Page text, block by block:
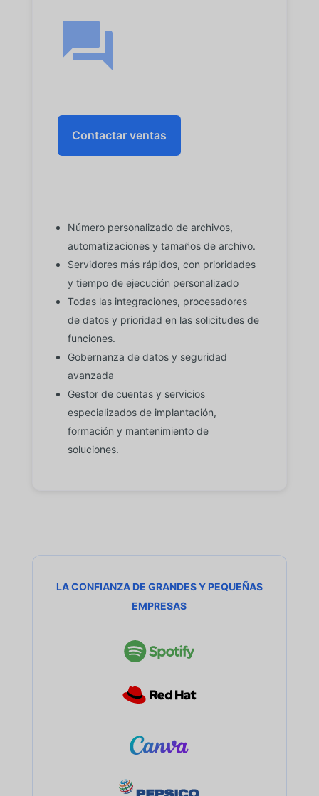
Contactar ventas
Número personalizado de archivos,
automatizaciones y tamaños de archivo.
Servidores más rápidos, con prioridades
y tiempo de ejecución personalizado
Todas las integraciones, procesadores
de datos y prioridad en las solicitudes de
funciones.
Gobernanza de datos y seguridad
avanzada
Gestor de cuentas y servicios
especializados de implantación,
formación y mantenimiento de
soluciones.
LA CONFIANZA DE GRANDES Y PEQUEÑAS
EMPRESAS